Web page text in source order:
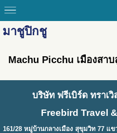
มาชูปิกชู
Machu Picchu เมืองสา
บริษัท ฟรีเบิร์ด ทราเ
Freebird Travel
161/28 หมู่บ้านกลางเมือง สุขุมวิท 77 แ